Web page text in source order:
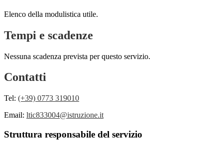
Elenco della modulistica utile.
Tempi e scadenze
Nessuna scadenza prevista per questo servizio.
Contatti
Tel: (+39) 0773 319010
Email: ltic833004@istruzione.it
Struttura responsabile del servizio